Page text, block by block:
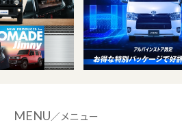
MENU／メニュー